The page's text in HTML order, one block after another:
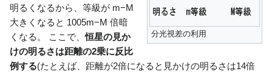
分光視差の利用
明るくなるから、等級が m−M
大きくなると 1005m−M 倍暗
くなる。 ここで、恒星の見か
けの明るさは距離の2乗に反比
例する(たとえば、距離が2倍になると見かけの明るさは14倍